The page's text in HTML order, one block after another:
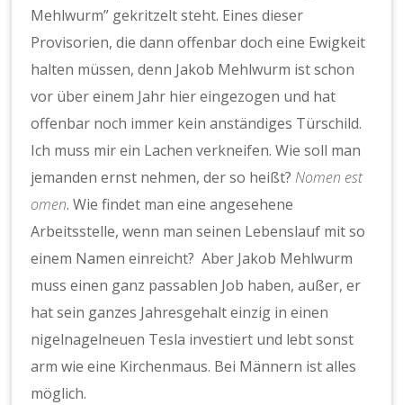
Mehlwurm” gekritzelt steht. Eines dieser
Provisorien, die dann offenbar doch eine Ewigkeit
halten müssen, denn Jakob Mehlwurm ist schon
vor über einem Jahr hier eingezogen und hat
offenbar noch immer kein anständiges Türschild.
Ich muss mir ein Lachen verkneifen. Wie soll man
jemanden ernst nehmen, der so heißt?Nomen est
omen. Wie findet man eine angesehene
Arbeitsstelle, wenn man seinen Lebenslauf mit so
einem Namen einreicht? Aber Jakob Mehlwurm
muss einen ganz passablen Job haben, außer, er
hat sein ganzes Jahresgehalt einzig in einen
nigelnagelneuen Tesla investiert und lebt sonst
arm wie eine Kirchenmaus. Bei Männern ist alles
möglich.